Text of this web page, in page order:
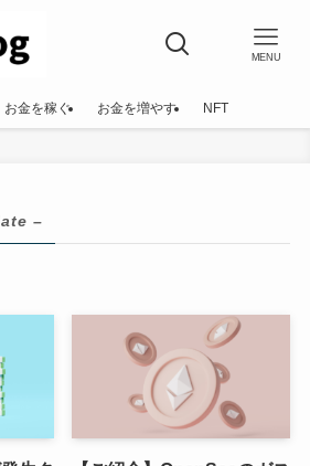
MENU
お金を稼ぐ お金を増やす NFT
–